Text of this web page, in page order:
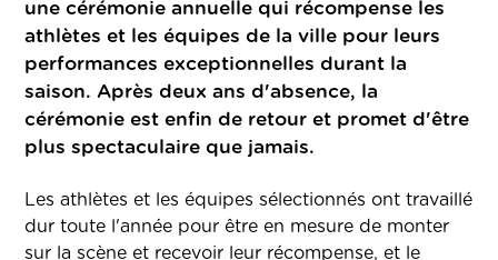
une cérémonie annuelle qui récompense les
athlètes et les équipes de la ville pour leurs
performances exceptionnelles durant la
saison. Après deux ans d'absence, la
cérémonie est enfin de retour et promet d'être
plus spectaculaire que jamais.
Les athlètes et les équipes sélectionnés ont travaillé
dur toute l'année pour être en mesure de monter
sur la scène et recevoir leur récompense, et le